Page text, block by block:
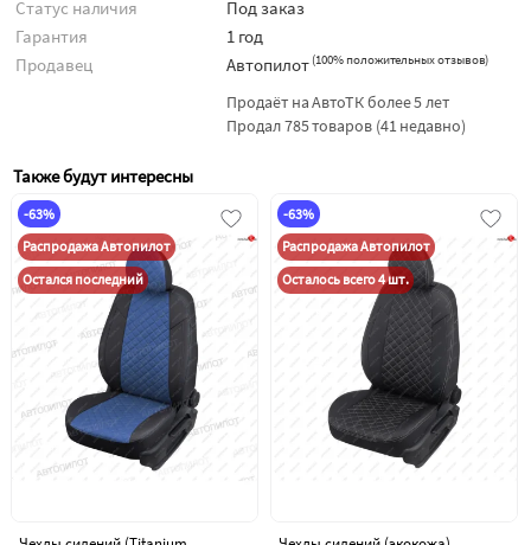
Статус наличия
Под заказ
Гарантия
1 год
Продавец
Автопилот (100% положительных отзывов)
Продаёт на АвтоТК более 5 лет
Продал 785 товаров (41 недавно)
Также будут интересны
-63%
Распродажа Автопилот
Остался последний
-63%
Распродажа Автопилот
Осталось всего 4 шт.